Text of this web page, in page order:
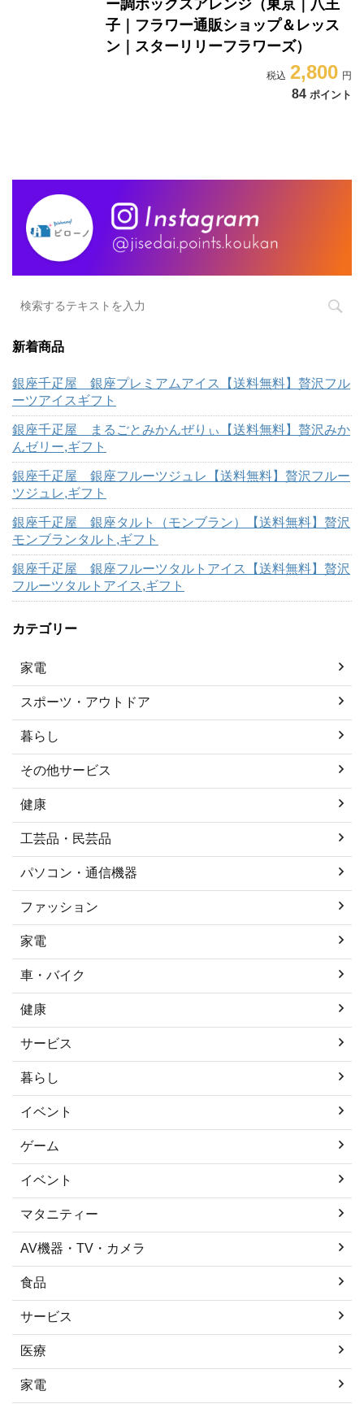
ー調ボックスアレンジ（東京｜八王
子｜フラワー通販ショップ＆レッス
ン｜スターリリーフラワーズ）
2,800
84 ポイント
新着商品
銀座千疋屋 銀座プレミアムアイス【送料無料】贅沢フル
ーツアイスギフト
銀座千疋屋 まるごとみかんぜりぃ【送料無料】贅沢みか
んゼリー,ギフト
銀座千疋屋 銀座フルーツジュレ【送料無料】贅沢フルー
ツジュレ,ギフト
銀座千疋屋 銀座タルト（モンブラン）【送料無料】贅沢
モンブランタルト,ギフト
銀座千疋屋 銀座フルーツタルトアイス【送料無料】贅沢
フルーツタルトアイス,ギフト
カテゴリー
家電
スポーツ・アウトドア
暮らし
その他サービス
健康
工芸品・民芸品
パソコン・通信機器
ファッション
家電
車・バイク
健康
サービス
暮らし
イベント
ゲーム
イベント
マタニティー
AV機器・TV・カメラ
食品
サービス
医療
家電